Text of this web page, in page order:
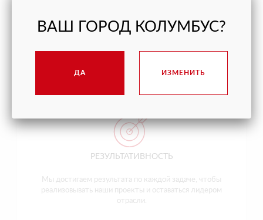
Мы делаем каждое дело так, чтобы исключить
РЕЗУЛЬТАТИВНОСТЬ
Мы достигаем результата по каждой задаче, чтобы
реализовывать наши проекты и оставаться лидером
отрасли.
ВАШ ГОРОД КОЛУМБУС?
ДА ИЗМЕНИТЬ